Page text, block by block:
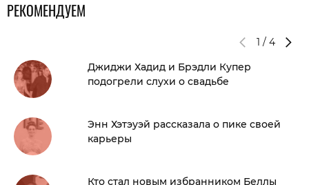
РЕКОМЕНДУЕМ
1 / 4
Джиджи Хадид и Брэдли Купер
подогрели слухи о свадьбе
Энн Хэтэуэй рассказала о пике своей
карьеры
Кто стал новым избранником Беллы